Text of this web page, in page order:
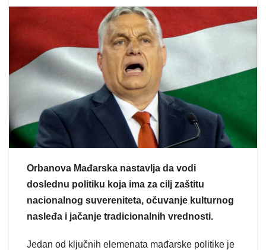
Orbanova Mađarska nastavlja da vodi
doslednu politiku koja ima za cilj zaštitu
nacionalnog suvereniteta, očuvanje kulturnog
nasleđa i jačanje tradicionalnih vrednosti.
Jedan od ključnih elemenata mađarske politike je